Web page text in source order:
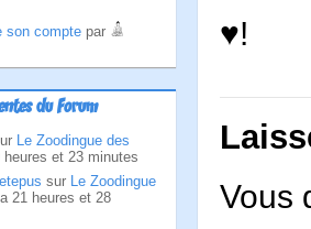
son compte par
du Forum
Le Zoodingue des
heures et 23 minutes
sur Le Zoodingue
21 heures et 28
♥!
Vous